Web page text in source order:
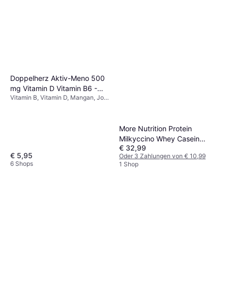
Doppelherz Aktiv-Meno 500
mg Vitamin D Vitamin B6 -
0.2 kg
Vitamin B, Vitamin D, Mangan, Jod,
€ 5,95
6 Shops
More Nutrition Protein
Milkyccino Whey Casein
Proteinpulver
€ 32,99
Oder 3 Zahlungen von € 10,99
1 Shop